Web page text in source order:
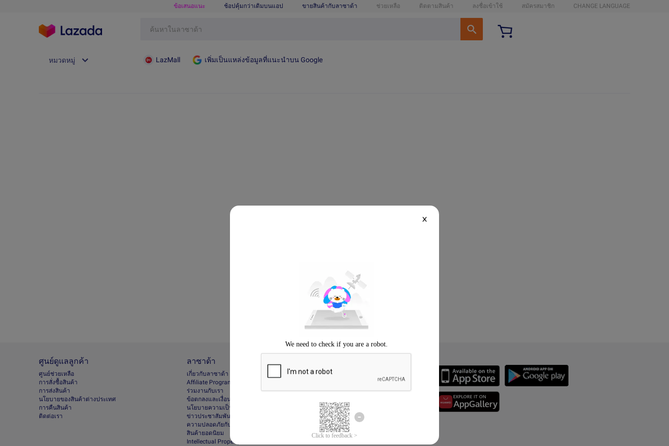
ข้อเสนอแนะ ช้อปคุ้มกว่าเดิมบนแอป ขายสินค้ากับลาซาด้า ช่วยเหลือ ติดตามสินค้า ลงชื่อเข้าใช้ สมัครสมาชิก CHANGE LANGUAGE
หมวดหมู่ LazMall เพิ่มเป็นแหล่งข้อมูลที่แนะนำบน Google
ศูนย์ดูแลลูกค้า
ศูนย์ช่วยเหลือ
การสั่งซื้อสินค้า
การส่งสินค้า
นโยบายของสินค้าต่างประเทศ
การคืนสินค้า
ติดต่อเรา
ลาซาด้า
เกี่ยวกับลาซาด้า
Afﬁliate Program
ร่วมงานกับเรา
ข้อตกลงและเงื่อนไข
นโยบายความเป็นส่วนตัว
ข่าวประชาสัมพันธ์
ความปลอดภัยกับลาซาด้า
สินค้ายอดนิยม
Intellectual Property Protection
Download the App
X